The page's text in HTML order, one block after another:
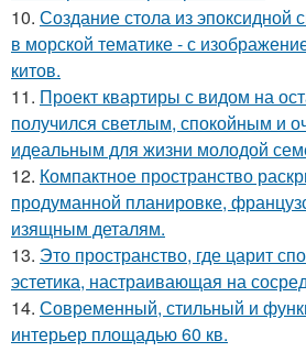
10. Создание стола из
в морской тематике - с
китов.
11. Проект квартиры с видом на
получился светлым, спокойным и
идеальным для жизни молодой
12. Компактное пространство
продуманной планировке,
изящным деталям.
13. Это пространство, где царит
эстетика, настраивающая на
14. Современный, стильный и
интерьер площадью 60 кв.